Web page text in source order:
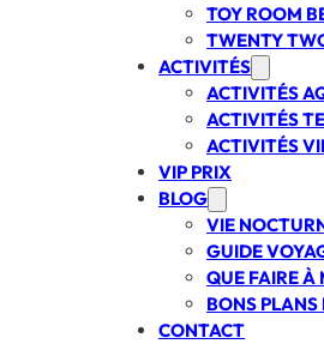
TOY ROOM
TWENTY
ACTIVITÉS
ACTIVITÉS
ACTIVITÉS
ACTIVITÉS
VIP PRIX
BLOG
VIE
GUIDE
QUE FAIRE À
BONS PLANS
CONTACT